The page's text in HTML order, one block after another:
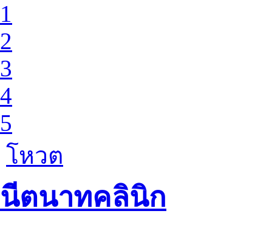
1
2
3
4
5
โหวต
นีตนาทคลินิก